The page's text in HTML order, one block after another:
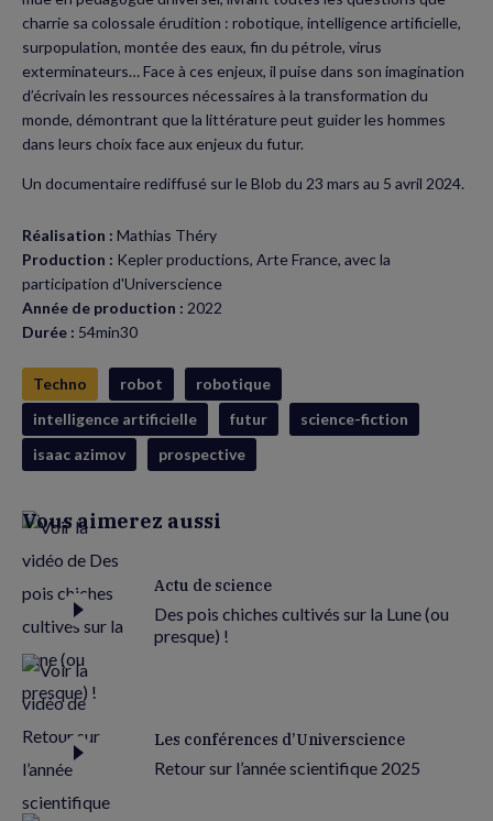
charrie sa colossale érudition : robotique, intelligence artificielle,
surpopulation, montée des eaux, fin du pétrole, virus
exterminateurs… Face à ces enjeux, il puise dans son imagination
d’écrivain les ressources nécessaires à la transformation du
monde, démontrant que la littérature peut guider les hommes
dans leurs choix face aux enjeux du futur.
Un documentaire rediffusé sur le Blob du 23 mars au 5 avril 2024.
Réalisation : Mathias Théry
Production : Kepler productions, Arte France, avec la
participation d'Universcience
Année de production : 2022
Durée : 54min30
Techno robot
robotique
intelligence artificielle
futur
science-fiction
isaac azimov
prospective
Vous aimerez aussi
Actu de science
Des pois chiches cultivés sur la Lune (ou
presque) !
Les conférences d’Universcience
Retour sur l’année scientifique 2025